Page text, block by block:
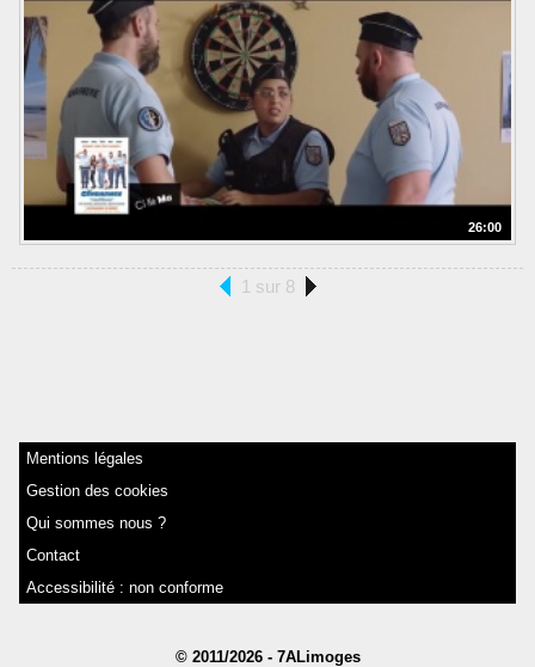
26:00
1 sur 8
Mentions légales
Gestion des cookies
Qui sommes nous ?
Contact
Accessibilité : non conforme
© 2011/2026 - 7ALimoges